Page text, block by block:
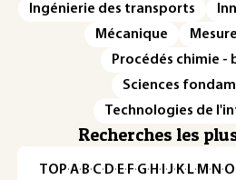
Ingénierie des transports
Mécanique
Procédés chimie -
Sciences
Technologies de
Recherches les
TOP·A·B·C· D· E· F·G· H · ·J· K· L· M · N ·O